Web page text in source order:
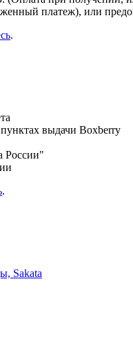
платеж), или
.
выдачи Boxberry
России"
.